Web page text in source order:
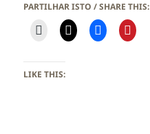
PARTILHAR ISTO / SHARE THIS:
LIKE THIS: